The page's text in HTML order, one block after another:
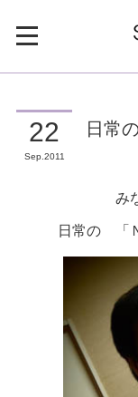
22
Sep 2011
日常
み
日常の 「